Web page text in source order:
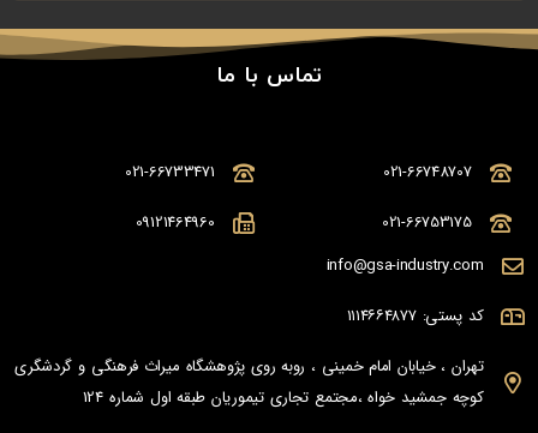
تماس با ما
021-66748707
021-66753175
021-66733471
09121464960
info@gsa-industry.com
کد پستی: ۱۱۱۴۶۶۴۸۷۷
تهران ، خیابان امام خمینی ، روبه روی پژوهشگاه میراث فرهنگی و گردشگری
کوچه جمشید خواه ،مجتمع تجاری تیموریان طبقه اول شماره 124